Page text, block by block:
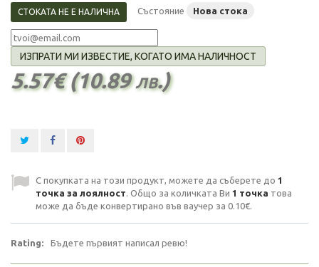
СТОКАТА НЕ Е НАЛИЧНА Състояние Нова стока
ИЗПРАТИ МИ ИЗВЕСТИЕ, КОГАТО ИМА НАЛИЧНОСТ
5.57€ (10.89 лв.)
С покупката на този продукт, можете да съберете до 1
точка за лоялност. Общо за количката Ви 1 точка това
може да бъде конвертирано във ваучер за 0.10€.
Rating: Бъдете първият написал ревю!